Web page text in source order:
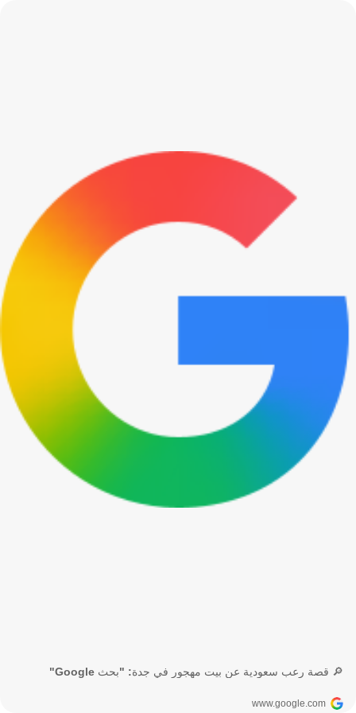
🔎 قصة رعب سعودية عن بيت مهجور في جدة: "بحث Google"
www.google.com